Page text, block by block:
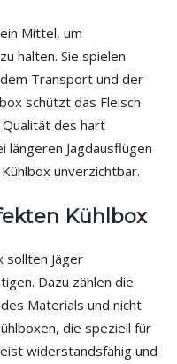
Mittel, um
halten. Sie spielen
Transport und der
schützt das Fleisch
des hart
Jagdausflügen
unverzichtbar.
Kühlbox
sollten Jäger
Dazu zählen die
Materials und nicht
die speziell für
widerstandsfähig und